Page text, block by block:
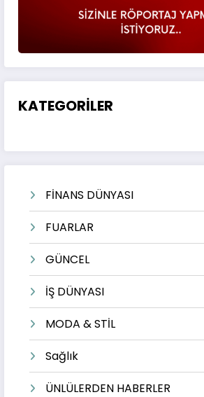
KATEGORİLER
FİNANS DÜNYASI
FUARLAR
GÜNCEL
İŞ DÜNYASI
MODA & STİL
Sağlık
ÜNLÜLERDEN HABERLER